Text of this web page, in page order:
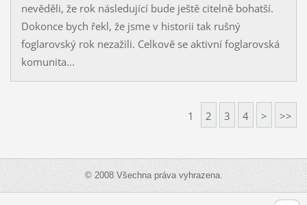
nevěděli, že rok následující bude ještě citelně bohatší.
Dokonce bych řekl, že jsme v historii tak rušný
foglarovský rok nezažili. Celkově se aktivní foglarovská
komunita...
1 2 3 4 > >>
© 2008 Všechna práva vyhrazena.